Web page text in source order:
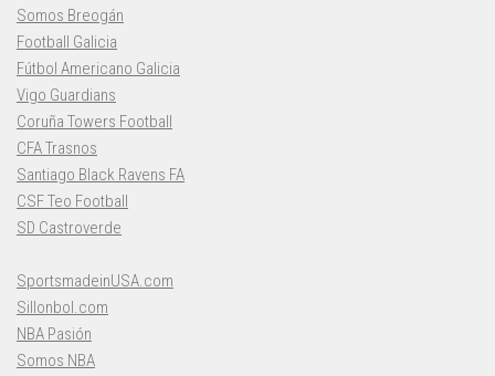
Somos Breogán
Football Galicia
Fútbol Americano Galicia
Vigo Guardians
Coruña Towers Football
CFA Trasnos
Santiago Black Ravens FA
CSF Teo Football
SD Castroverde
SportsmadeinUSA.com
Sillonbol.com
NBA Pasión
Somos NBA